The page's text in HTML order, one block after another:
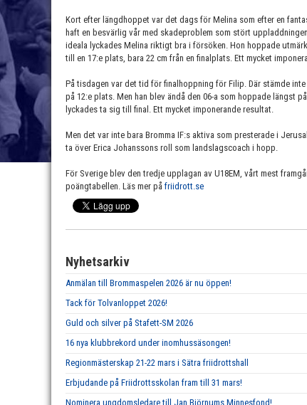
Kort efter längdhoppet var det dags för Melina som efter en
haft en besvärlig vår med skadeproblem som stört
ideala lyckades Melina riktigt bra i försöken. Hon hoppade
till en 17:e plats, bara 22 cm från en finalplats. Ett mycket
På tisdagen var det tid för finalhoppning för Filip. Där stämde
på 12:e plats. Men han blev ändå den 06-a som hoppade längst
lyckades ta sig till final. Ett mycket imponerande resultat.
Men det var inte bara Bromma IF:s aktiva som presterade i
ta över Erica Johanssons roll som landslagscoach i hopp.
För Sverige blev den tredje upplagan av U18EM, vårt mest
poängtabellen. Läs mer på friidrott.se
Nyhetsarkiv
Anmälan till Brommaspelen 2026 är nu öppen!
Tack för Tolvanloppet 2026!
Guld och silver på Stafett-SM 2026
16 nya klubbrekord under inomhussäsongen!
Regionmästerskap 21-22 mars i Sätra friidrottshall
Erbjudande på Friidrottsskolan fram till 31 mars!
Nominera ungdomsledare till Jan Björnums Minnesfond!